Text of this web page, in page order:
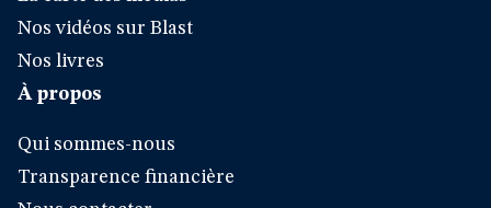
Nos vidéos sur Blast
Nos livres
À propos
Qui sommes-nous
Transparence financière